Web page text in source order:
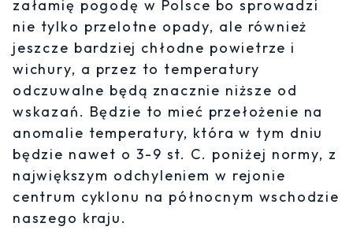
załamię pogodę w Polsce bo sprowadzi
nie tylko przelotne opady, ale również
jeszcze bardziej chłodne powietrze i
wichury, a przez to temperatury
odczuwalne będą znacznie niższe od
wskazań. Będzie to mieć przełożenie na
anomalie temperatury, która w tym dniu
będzie nawet o 3-9 st. C. poniżej normy, z
największym odchyleniem w rejonie
centrum cyklonu na północnym wschodzie
naszego kraju.